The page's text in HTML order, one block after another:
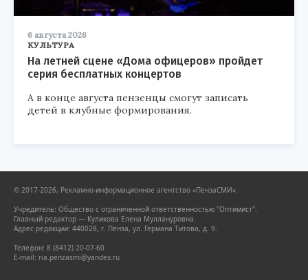
6 августа 2026
КУЛЬТУРА
На летней сцене «Дома офицеров» пройдет
серия бесплатных концертов
А в конце августа пензенцы смогут записать
детей в клубные формирования.
© 2017-2026, Рекламно-информационное агентство «ПензаСМИ».
Учредитель: Общество с ограниченной ответственностью "Оптимист".
Главный редактор — Куликова Елена Муллануровна.
Адрес редакции: 440028, г. Пенза, ул. Германа Титова, д. 9.
Телефон: 8 (8412) 20-07-60
E-mail: ria.penzasmi@yandex.ru